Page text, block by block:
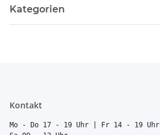
Kategorien
Kontakt
Mo - Do 17 - 19 Uhr | Fr 14 - 19 Uhr